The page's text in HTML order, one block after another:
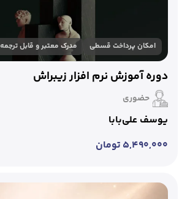
امکان پرداخت قسطی مدرک معتبر و قابل ترجمه
دوره آموزش نرم افزار زیبراش
حضوری
یوسف علی‌بابا
۵,۴۹۰,۰۰۰ تومان